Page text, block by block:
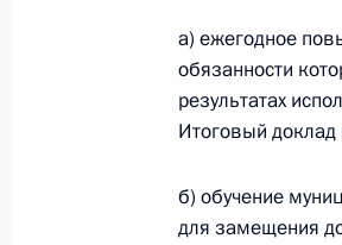
26 июля 2026 года
О внесении
процессуального
а) ежегодное
обязанности
результатах
Итоговый доклад
б) обучение
для замещения